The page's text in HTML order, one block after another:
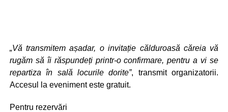
„Vă transmitem așadar, o invitație călduroasă căreia vă
rugăm să îi răspundeți printr-o confirmare, pentru a vi se
repartiza în sală locurile dorite”, transmit organizatorii.
Accesul la eveniment este gratuit.
Pentru rezervări